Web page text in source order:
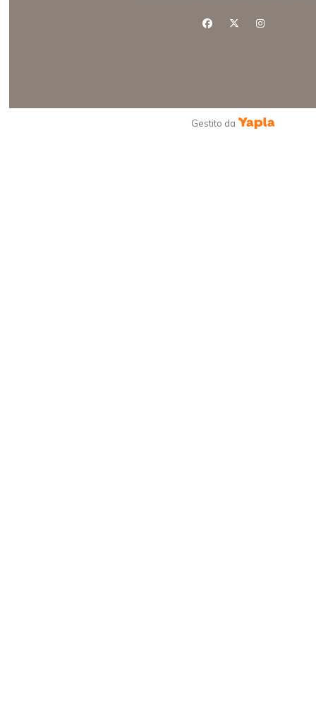
facebookx-twitterinstagram
Gestito da